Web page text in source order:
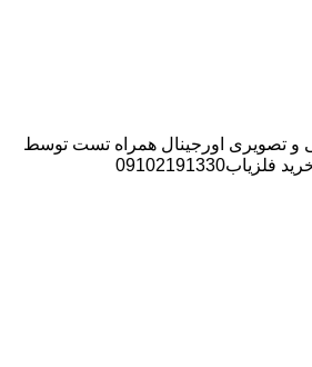
و تصویری اورجینال همراه تست توسط